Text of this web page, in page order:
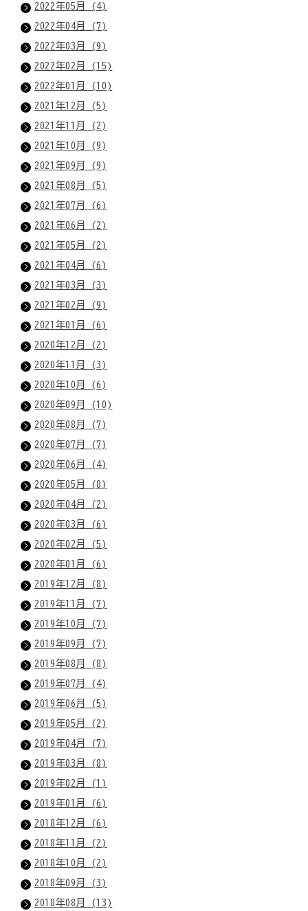
2022年05月 (4)
2022年04月 (7)
2022年03月 (9)
2022年02月 (15)
2022年01月 (10)
2021年12月 (5)
2021年11月 (2)
2021年10月 (9)
2021年09月 (9)
2021年08月 (5)
2021年07月 (6)
2021年06月 (2)
2021年05月 (2)
2021年04月 (6)
2021年03月 (3)
2021年02月 (9)
2021年01月 (6)
2020年12月 (2)
2020年11月 (3)
2020年10月 (6)
2020年09月 (10)
2020年08月 (7)
2020年07月 (7)
2020年06月 (4)
2020年05月 (8)
2020年04月 (2)
2020年03月 (6)
2020年02月 (5)
2020年01月 (6)
2019年12月 (8)
2019年11月 (7)
2019年10月 (7)
2019年09月 (7)
2019年08月 (8)
2019年07月 (4)
2019年06月 (5)
2019年05月 (2)
2019年04月 (7)
2019年03月 (8)
2019年02月 (1)
2019年01月 (6)
2018年12月 (6)
2018年11月 (2)
2018年10月 (2)
2018年09月 (3)
2018年08月 (13)